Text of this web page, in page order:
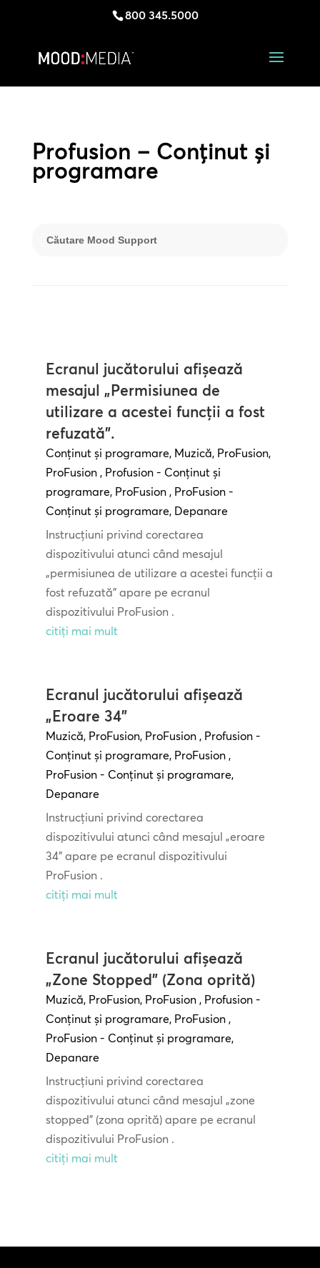
800 345.5000
Profusion – Conținut și
programare
Ecranul jucătorului afișează
mesajul „Permisiunea de
utilizare a acestei funcții a fost
refuzată”.
Conținut și programare, Muzică, ProFusion,
ProFusion , Profusion - Conținut și
programare, ProFusion , ProFusion -
Conținut și programare, Depanare
Instrucțiuni privind corectarea
dispozitivului atunci când mesajul
„permisiunea de utilizare a acestei funcții a
fost refuzată” apare pe ecranul
dispozitivului ProFusion .
citiți mai mult
Ecranul jucătorului afișează
„Eroare 34”
Muzică, ProFusion, ProFusion , Profusion -
Conținut și programare, ProFusion ,
ProFusion - Conținut și programare,
Depanare
Instrucțiuni privind corectarea
dispozitivului atunci când mesajul „eroare
34” apare pe ecranul dispozitivului
ProFusion .
citiți mai mult
Ecranul jucătorului afișează
„Zone Stopped” (Zona oprită)
Muzică, ProFusion, ProFusion , Profusion -
Conținut și programare, ProFusion ,
ProFusion - Conținut și programare,
Depanare
Instrucțiuni privind corectarea
dispozitivului atunci când mesajul „zone
stopped” (zona oprită) apare pe ecranul
dispozitivului ProFusion .
citiți mai mult